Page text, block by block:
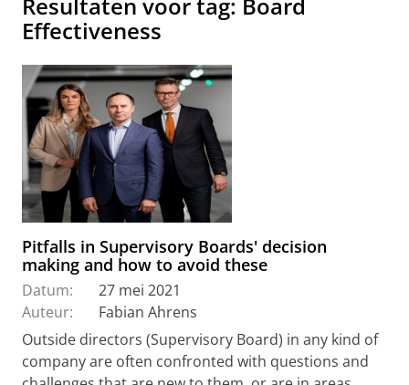
Resultaten voor tag: Board
Effectiveness
Pitfalls in Supervisory Boards' decision
making and how to avoid these
Datum:
27 mei 2021
Auteur:
Fabian Ahrens
Outside directors (Supervisory Board) in any kind of
company are often confronted with questions and